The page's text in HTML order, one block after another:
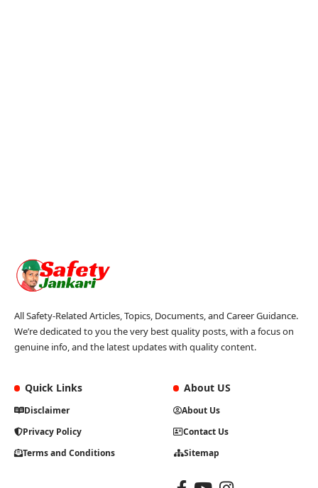
All Safety-Related Articles, Topics, Documents, and Career Guidance.
We’re dedicated to you the very best quality posts, with a focus on
genuine info, and the latest updates with quality content.
Quick Links
Disclaimer
Privacy Policy
Terms and Conditions
About US
About Us
Contact Us
Sitemap